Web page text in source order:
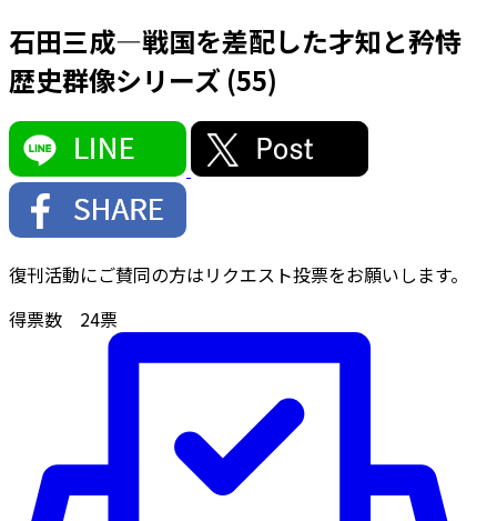
石田三成―戦国を差配した才知と矜恃
歴史群像シリーズ (55)
復刊活動にご賛同の方はリクエスト投票をお願いします。
得票数 24票